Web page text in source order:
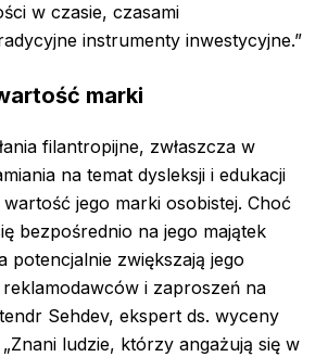
w czasie, czasami
instrumenty inwestycyjne.”
marki
filantropijne, zwłaszcza w
na temat dysleksji i edukacji
wartość jego marki osobistej. Choć
bezpośrednio na jego majątek
potencjalnie zwiększają jego
i zaproszeń na
Sehdev, ekspert ds. wyceny
ludzie, którzy angażują się w